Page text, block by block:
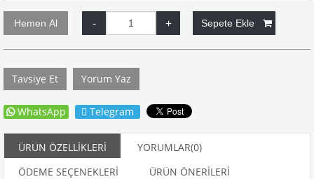
Tavsiye Et Yorum Yaz
WhatsApp Telegram
ÜRÜN ÖZELLIKLERI YORUMLAR(0)
ÖDEME SEÇENEKLERI
ÜRÜN ÖNERILERI